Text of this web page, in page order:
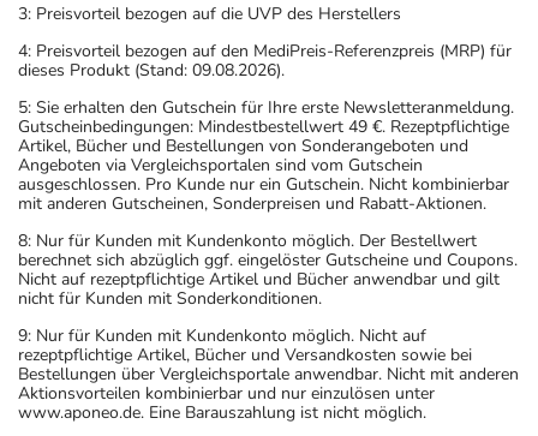
3: Preisvorteil bezogen auf die UVP des Herstellers
4: Preisvorteil bezogen auf den MediPreis-Referenzpreis (MRP) für
dieses Produkt (Stand: 09.08.2026).
5: Sie erhalten den Gutschein für Ihre erste Newsletteranmeldung.
Gutscheinbedingungen: Mindestbestellwert 49 €. Rezeptpflichtige
Artikel, Bücher und Bestellungen von Sonderangeboten und
Angeboten via Vergleichsportalen sind vom Gutschein
ausgeschlossen. Pro Kunde nur ein Gutschein. Nicht kombinierbar
mit anderen Gutscheinen, Sonderpreisen und Rabatt-Aktionen.
8: Nur für Kunden mit Kundenkonto möglich. Der Bestellwert
berechnet sich abzüglich ggf. eingelöster Gutscheine und Coupons.
Nicht auf rezeptpflichtige Artikel und Bücher anwendbar und gilt
nicht für Kunden mit Sonderkonditionen.
9: Nur für Kunden mit Kundenkonto möglich. Nicht auf
rezeptpflichtige Artikel, Bücher und Versandkosten sowie bei
Bestellungen über Vergleichsportale anwendbar. Nicht mit anderen
Aktionsvorteilen kombinierbar und nur einzulösen unter
www.aponeo.de. Eine Barauszahlung ist nicht möglich.